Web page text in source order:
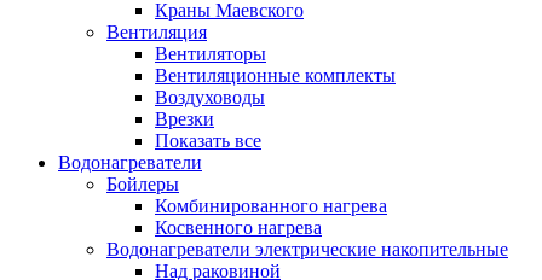
Краны Маевского
Вентиляция
Вентиляторы
Вентиляционные комплекты
Воздуховоды
Врезки
Показать все
Водонагреватели
Бойлеры
Комбинированного нагрева
Косвенного нагрева
Водонагреватели электрические накопительные
Над раковиной